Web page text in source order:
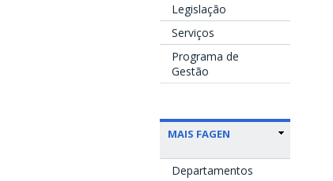
Legislação
Serviços
Programa de
Gestão
MAIS FAGEN
Departamentos